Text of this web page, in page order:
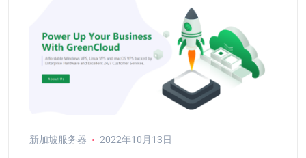
新加坡服务器 2022年10月13日